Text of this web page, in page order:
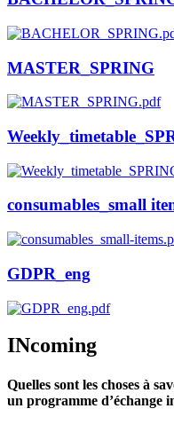
MASTER_SPRING
consumables_small
GDPR_eng
INcoming
Quelles sont les choses à
un programme d’échange